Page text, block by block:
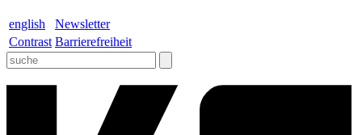
english
Newsletter
Contrast Barrierefreiheit